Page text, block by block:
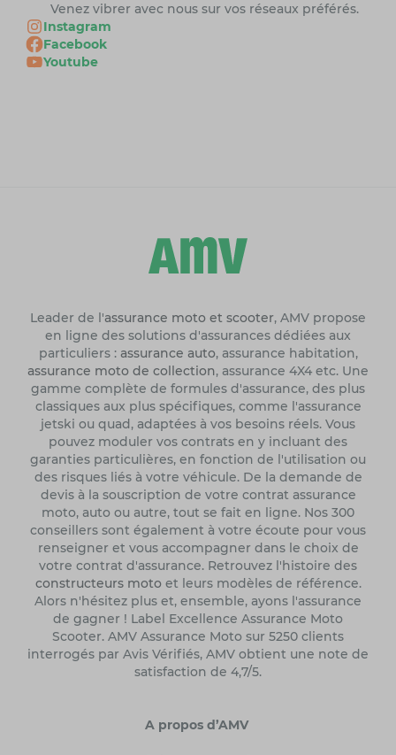
Venez vibrer avec nous sur vos réseaux préférés.
Instagram
Facebook
Youtube
Leader de l'assurance moto et scooter, AMV propose
en ligne des solutions d'assurances dédiées aux
particuliers : assurance auto, assurance habitation,
assurance moto de collection, assurance 4X4 etc. Une
gamme complète de formules d'assurance, des plus
classiques aux plus spécifiques, comme l'assurance
jetski ou quad, adaptées à vos besoins réels. Vous
pouvez moduler vos contrats en y incluant des
garanties particulières, en fonction de l'utilisation ou
des risques liés à votre véhicule. De la demande de
devis à la souscription de votre contrat assurance
moto, auto ou autre, tout se fait en ligne. Nos 300
conseillers sont également à votre écoute pour vous
renseigner et vous accompagner dans le choix de
votre contrat d'assurance. Retrouvez l'histoire des
constructeurs motoet leurs modèles de référence.
Alors n'hésitez plus et, ensemble, ayons l'assurance
de gagner ! Label Excellence Assurance Moto
Scooter. AMV Assurance Moto sur 5250 clients
interrogés par Avis Vérifiés, AMV obtient une note de
satisfaction de 4,7/5.
A propos d’AMV